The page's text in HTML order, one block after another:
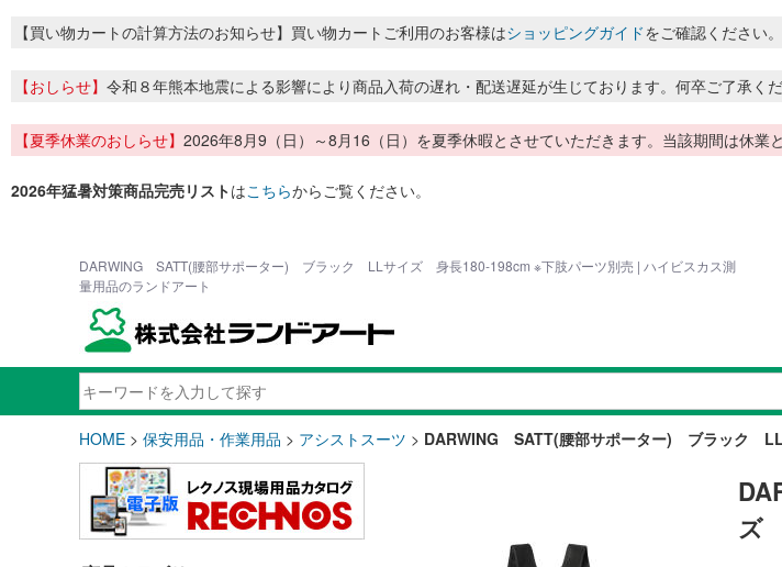
【買い物カートの計算方法のお知らせ】買い物カートご利用のお客様はショッピングガイドをご確認ください
【おしらせ】 令和８年熊本地震による影響により商品入荷の遅れ・配送遅延が生じております。何卒ご了承く
【夏季休業のおしらせ】 2026年8月9（日）～8月16（日）を夏季休暇とさせていただきます。当該期間は休業
2026年猛暑対策商品完売リストはこちらからご覧ください。
DARWING SATT(腰部サポーター) ブラック LLサイズ 身長180-198cm ※下肢パーツ別売 | ハイビスカス測
量用品のランドアート
HOME > 保安用品・作業用品 > アシストスーツ > DARWING SATT(腰部サポーター) ブラック
ズ